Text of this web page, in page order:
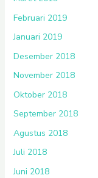
Februari 2019
Januari 2019
Desember 2018
November 2018
Oktober 2018
September 2018
Agustus 2018
Juli 2018
Juni 2018